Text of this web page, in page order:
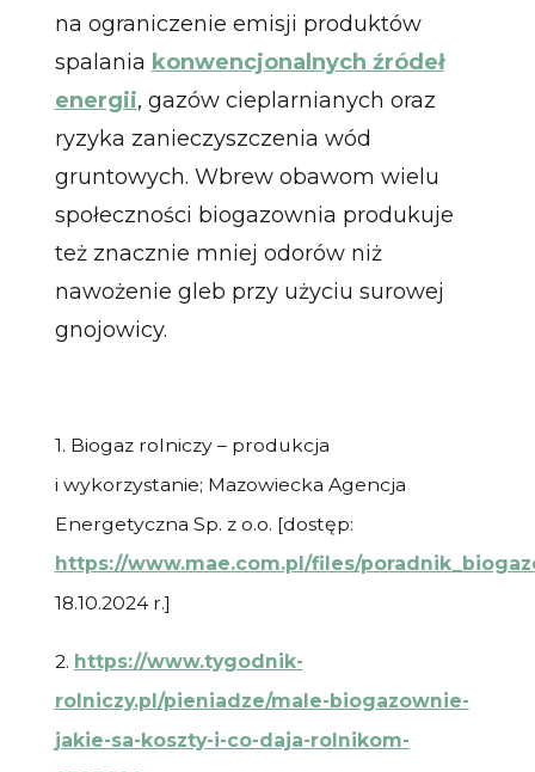
na ograniczenie emisji produktów
spalania konwencjonalnych źródeł
energii, gazów cieplarnianych oraz
ryzyka zanieczyszczenia wód
gruntowych. Wbrew obawom wielu
społeczności biogazownia produkuje
też znacznie mniej odorów niż
nawożenie gleb przy użyciu surowej
gnojowicy.
1. Biogaz rolniczy – produkcja
i wykorzystanie; Mazowiecka Agencja
Energetyczna Sp. z o.o. [dostęp:
https://www.mae.com.pl/files/
18.10.2024 r.]
2. https://www.tygodnik-
rolniczy.pl/pieniadze/male-biogazownie-
jakie-sa-koszty-i-co-daja-rolnikom-